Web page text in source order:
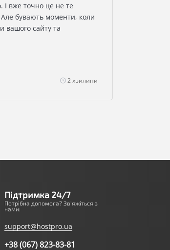
І вже точно це не те
бувають моменти, коли
вашого сайту та
2 хвилини
Підтримка 24/7
Потрібна допомога? Зв'яжіться з
нами:
support@hostpro.ua
+38 (067) 823-83-81